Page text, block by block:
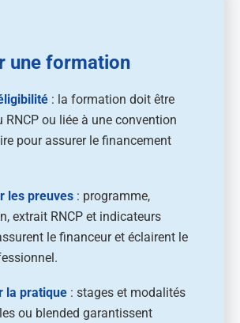
une formation
: la formation doit être
RNCP ou liée à une convention
pour assurer le financement
les preuves : programme,
extrait RNCP et indicateurs
le financeur et éclairent le
la pratique : stages et modalités
ou blended garantissent